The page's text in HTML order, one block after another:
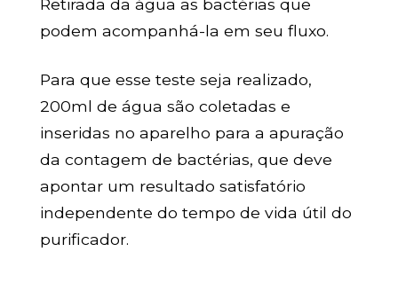
Retirada da água as bactérias que
podem acompanhá-la em seu fluxo.
Para que esse teste seja realizado,
200ml de água são coletadas e
inseridas no aparelho para a apuração
da contagem de bactérias, que deve
apontar um resultado satisfatório
independente do tempo de vida útil do
purificador.